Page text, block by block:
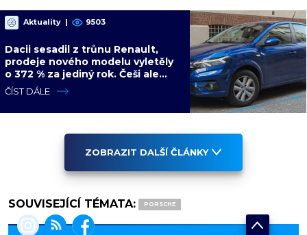
Aktuality | 9503
Dacii sesadil z trůnu Renault,
prodeje nového modelu vyletěly
o 372 % za jediný rok. Češi ale
jedou svojí pohádku
ČÍST DÁLE
ZOBRAZIT DALŠÍ ČLÁNKY
SOUVISEJÍCÍ TÉMATA: PORSCHE